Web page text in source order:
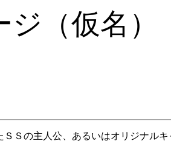
（仮名）
ＳＳの主人公、あるいはオリジナル